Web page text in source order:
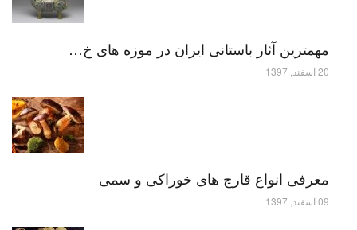
مهمترین آثار باستانی ایران در موزه های خ…
20 اسفند, 1397
معرفی انواع قارچ های خوراکی و سمی
09 اسفند, 1397